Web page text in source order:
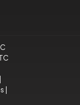
|
|